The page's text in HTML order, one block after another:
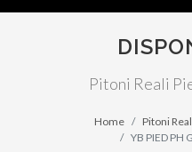
Pitoni Reali
Home Pitoni
YB PIED PH